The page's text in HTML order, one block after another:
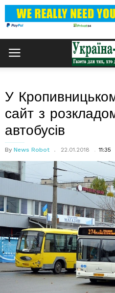
У
сайт з
автобусів
By News Robot 22.01.2018 11:35